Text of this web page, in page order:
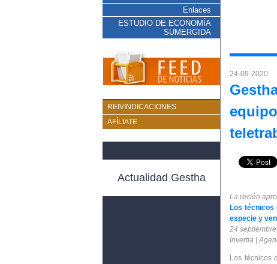
Enlaces
ESTUDIO DE ECONOMÍA
SUMERGIDA
REIVINDICACIONES
AFÍLIATE
Actualidad Gestha
24-09-2020
La recién
Los técnicos
especie y
24
Invertia |
Los técnicos